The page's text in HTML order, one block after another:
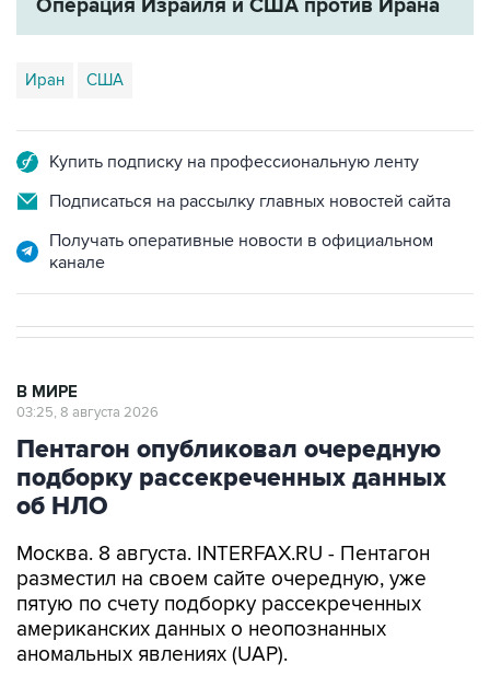
Операция Израиля и США против Ирана
Иран США
Купить подписку на профессиональную ленту
Подписаться на рассылку главных новостей сайта
Получать оперативные новости в официальном
канале
В МИРЕ
03:25, 8 августа 2026
Пентагон опубликовал очередную
подборку рассекреченных данных
об НЛО
Москва. 8 августа. INTERFAX.RU - Пентагон
разместил на своем сайте очередную, уже
пятую по счету подборку рассекреченных
американских данных о неопознанных
аномальных явлениях (UAP).